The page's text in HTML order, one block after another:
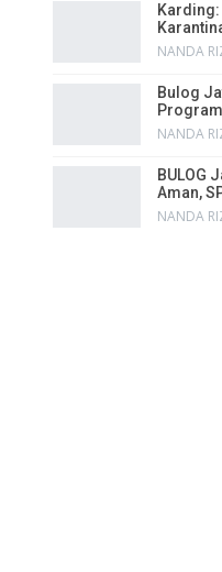
Bulog
BULOG
Aman,